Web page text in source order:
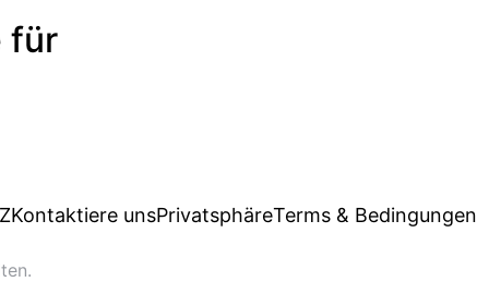
für
Kontaktiere unsPrivatsphäreTerms & Bedingungen